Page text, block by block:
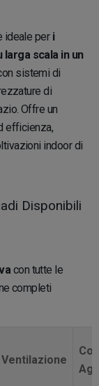
ideale per i
scala in un
sistemi di
di
Offre un
efficienza,
indoor di
Disponibili
con tutte le
completi
Ventilazione